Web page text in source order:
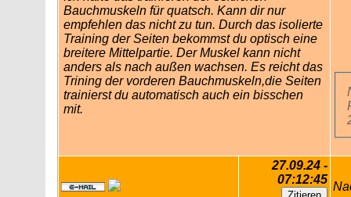
Bauchmuskeln für quatsch. Kann dir nur
empfehlen das nicht zu tun. Durch das isolierte
Training der Seiten bekommst du optisch eine
breitere Mittelpartie. Der Muskel kann nicht
anders als nach außen wachsen. Es reicht das
Trining der vorderen Bauchmuskeln,die Seiten
trainierst du automatisch auch ein bisschen
mit.
27.09.24 -
07:12:45